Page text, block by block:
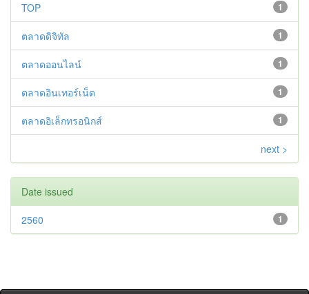
1
TOP
1
ตลาดดิจิทัล
1
ตลาดออนไลน์
1
ตลาดอินเทอร์เน็ต
1
ตลาดอิเล็กทรอนิกส์
next >
Date issued
1
2560